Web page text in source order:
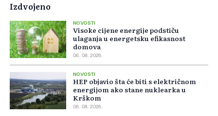
Izdvojeno
NOVOSTI
Visoke cijene energije podstiču
ulaganja u energetsku efikasnost
domova
06. 08. 2026.
NOVOSTI
HEP objavio šta će biti s električnom
energijom ako stane nuklearka u
Krškom
06. 08. 2026.